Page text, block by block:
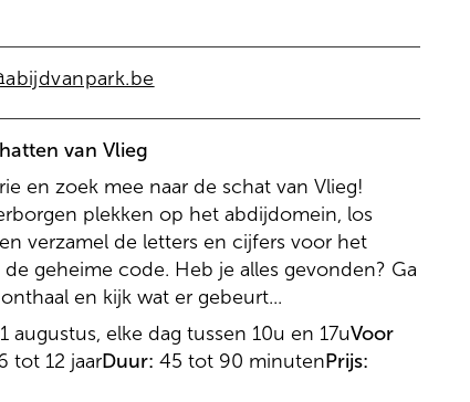
van Vlieg
en zoek mee naar de schat van Vlieg!
plekken op het abdijdomein, los
verzamel de letters en cijfers voor het
geheime code. Heb je alles gevonden? Ga
en kijk wat er gebeurt...
augustus, elke dag tussen 10u en 17uVoor
tot 12 jaarDuur: 45 tot 90 minutenPrijs: